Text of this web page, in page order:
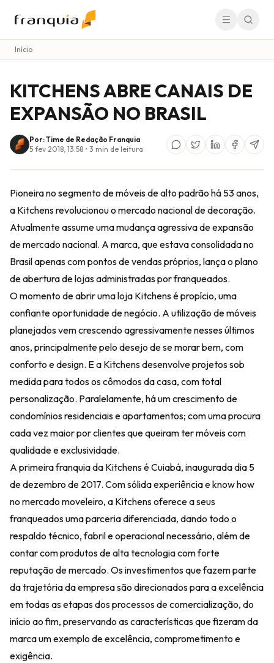
Início
KITCHENS ABRE CANAIS DE
EXPANSÃO NO BRASIL
Por: Time de Redação Franquia
5 fev 2018, 13:58 • 3 min de leitura
Pioneira no segmento de móveis de alto padrão há 53 anos,
a Kitchensrevolucionou o mercado nacional de decoração.
Atualmente assume uma mudança agressiva de expansão
de mercado nacional. A marca, que estava consolidada no
Brasil apenas com pontos de vendas próprios, lança o plano
de abertura de lojas administradas por franqueados.
O momento de abrir uma loja Kitchensé propício, uma
confiante oportunidade de negócio. A utilização de móveis
planejados vem crescendo agressivamente nesses últimos
anos, principalmente pelo desejo de se morar bem, com
conforto e design. E a Kitchensdesenvolve projetos sob
medida para todos os cômodos da casa, com total
personalização. Paralelamente, há um crescimento de
condomínios residenciais e apartamentos; com uma procura
cada vez maior por clientes que queiram ter móveis com
qualidade e exclusividade.
A primeira franquia da Kitchensé Cuiabá, inaugurada dia 5
de dezembro de 2017. Com sólida experiência e know how
no mercado moveleiro, a Kitchensoferece a seus
franqueados uma parceria diferenciada, dando todo o
respaldo técnico, fabril e operacional necessário, além de
contar com produtos de alta tecnologia com forte
reputação de mercado. Os investimentos que fazem parte
da trajetória da empresa são direcionados para a excelência
em todas as etapas dos processos de comercialização, do
início ao fim, preservando as características que fizeram da
marca um exemplo de excelência, comprometimento e
exigência.